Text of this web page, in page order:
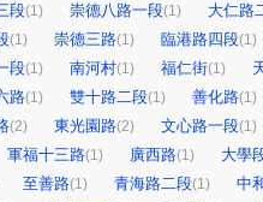
段(1) 崇德八路一段(1)
大仁路
(1) 崇德三路(1) 臨港路四段(1)
段(1) 南河村(1) 福仁街(1)
路(1) 雙十路二段(1) 善化路(1)
(2) 東光園路(2) 文心路一段(1)
軍福十三路(1) 廣西路(1)
大學
至善路(1) 青海路二段(1)
中